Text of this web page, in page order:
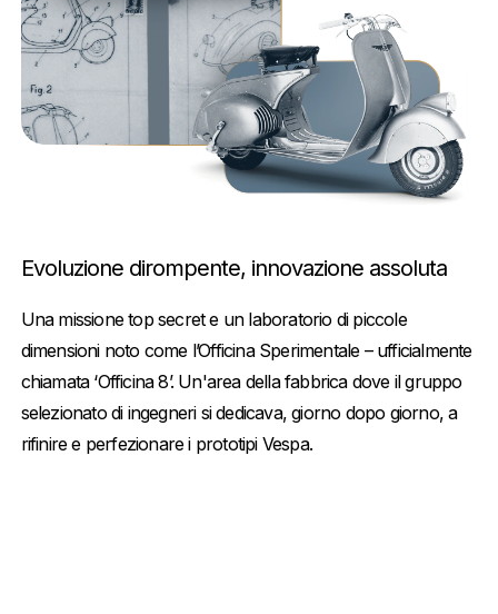
Evoluzione dirompente, innovazione assoluta
Una missione top secret e un laboratorio di piccole
dimensioni noto come l’Officina Sperimentale – ufficialmente
chiamata ‘Officina 8’. Un'area della fabbrica dove il gruppo
selezionato di ingegneri si dedicava, giorno dopo giorno, a
rifinire e perfezionare i prototipi Vespa.